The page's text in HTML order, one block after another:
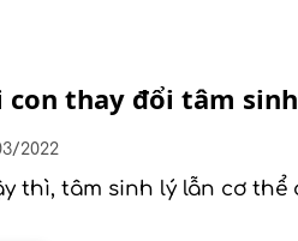
con thay đổi tâm
2022
thì, tâm sinh lý lẫn cơ